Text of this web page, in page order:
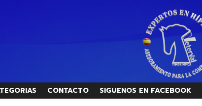
CONTACTO SIGUENOS EN FACEBOOK